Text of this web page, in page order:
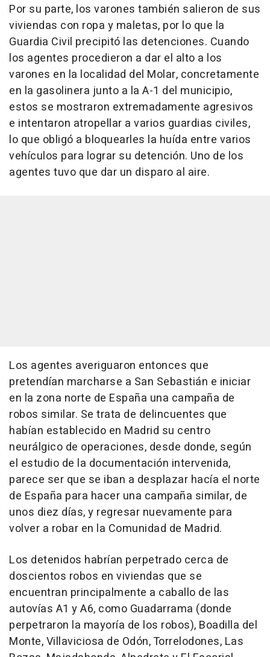
Por su parte, los varones también salieron de sus
viviendas con ropa y maletas, por lo que la
Guardia Civil precipitó las detenciones. Cuando
los agentes procedieron a dar el alto a los
varones en la localidad del Molar, concretamente
en la gasolinera junto a la A-1 del municipio,
estos se mostraron extremadamente agresivos
e intentaron atropellar a varios guardias civiles,
lo que obligó a bloquearles la huída entre varios
vehículos para lograr su detención. Uno de los
agentes tuvo que dar un disparo al aire.
Los agentes averiguaron entonces que
pretendían marcharse a San Sebastián e iniciar
en la zona norte de España una campaña de
robos similar. Se trata de delincuentes que
habían establecido en Madrid su centro
neurálgico de operaciones, desde donde, según
el estudio de la documentación intervenida,
parece ser que se iban a desplazar hacía el norte
de España para hacer una campaña similar, de
unos diez días, y regresar nuevamente para
volver a robar en la Comunidad de Madrid.
Los detenidos habrían perpetrado cerca de
doscientos robos en viviendas que se
encuentran principalmente a caballo de las
autovías A1 y A6, como Guadarrama (donde
perpetraron la mayoría de los robos), Boadilla del
Monte, Villaviciosa de Odón, Torrelodones, Las